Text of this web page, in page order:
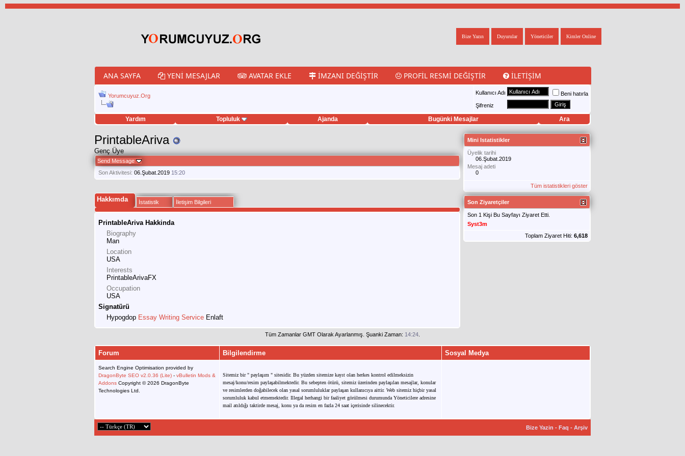
Kimler Online
Yöneticiler
Duyurular
Bize Yazın
ANA SAYFA YENI MESAJLAR AVATAR EKLE İMZANI DEĞIŞTIR PROFIL RESMI DEĞIŞTIR İLETIŞIM
Yorumcuyuz.Org Kullanıcı Adı
Beni hatırla
Şifreniz
Yardım Topluluk Ajanda Bugünki Mesajlar Ara
twitter retweet hilesiPrintableAriva
Genç Üye
Send Message
Son Aktivitesi: 06.Şubat.2019 15:20
Hakkımda İstatistik İletişim Bilgileri
PrintableAriva Hakkinda
Biography
Man
Location
USA
Interests
PrintableArivaFX
Occupation
USA
Signatürü
Hypogdop Essay Writing Service Enlaft
Mini Istatistikler
Üyelik tarihi
06.Şubat.2019
Mesaj adeti
0
Tüm istatistikleri göster
Son Ziyaretçiler
Son 1 Kişi Bu Sayfayı Ziyaret Etti.
Syst3m
Toplam Ziyaret Hiti: 6,618
Tüm Zamanlar GMT Olarak Ayarlanmış. Şuanki Zaman: 14:24
Forum Bilgilendirme Sosyal Medya
Search Engine Optimisation provided by
DragonByte SEO v2.0.36 (Lite) - vBulletin Mods &
Addons Copyright © 2026 DragonByte
Technologies Ltd.
Sitemiz bir " paylaşım " sitesidir. Bu yüzden sitemize kayıt olan herkes kontrol edilmeksizin
mesaj/konu/resim paylaşabilmektedir. Bu sebepten ötürü, sitemiz üzerinden paylaşılan mesajlar, konular
ve resimlerden doğabilecek olan yasal sorumluluklar paylaşan kullanıcıya aittir. Web sitemiz hiçbir yasal
sorumluluk kabul etmemektedir. Illegal herhangi bir faaliyet görülmesi durumunda Yöneticilere adresine
mail atıldığı taktirde mesaj, konu ya da resim en fazla 24 saat içerisinde silinecektir.
Bize Yazin - Faq - Arşiv